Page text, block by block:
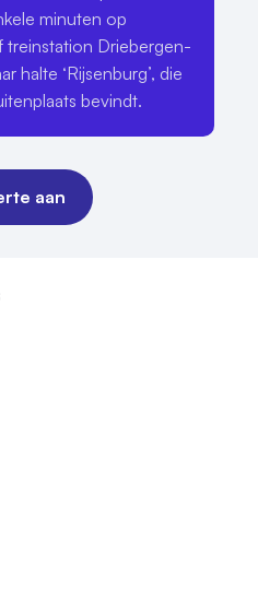
minuten op
treinstation Driebergen-
halte ‘Rijsenburg’, die
bevindt.
aan